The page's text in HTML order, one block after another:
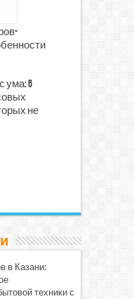
ума: 6
не
в Казани:
техники с